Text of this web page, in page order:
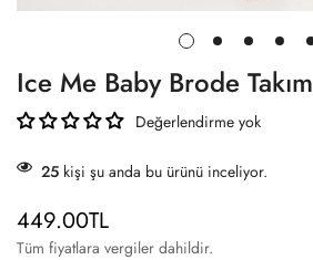
Ice Me Baby Brode Takım
Değerlendirme yok
25 kişi şu anda bu ürünü inceliyor.
Normal
fiyat
449.00TL
Tüm fiyatlara vergiler dahildir.